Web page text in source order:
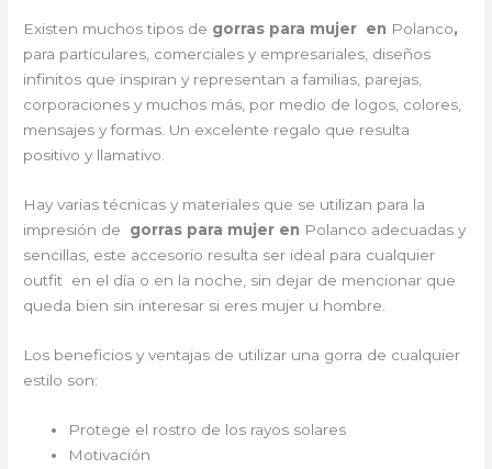
Existen muchos tipos de gorras para mujer en Polanco,
para particulares, comerciales y empresariales, diseños
infinitos que inspiran y representan a familias, parejas,
corporaciones y muchos más, por medio de logos, colores,
mensajes y formas. Un excelente regalo que resulta
positivo y llamativo.
Hay varias técnicas y materiales que se utilizan para la
impresión de gorras para mujer en Polanco adecuadas y
sencillas, este accesorio resulta ser ideal para cualquier
outfit en el día o en la noche, sin dejar de mencionar que
queda bien sin interesar si eres mujer u hombre.
Los beneficios y ventajas de utilizar una gorra de cualquier
estilo son:
Protege el rostro de los rayos solares
Motivación